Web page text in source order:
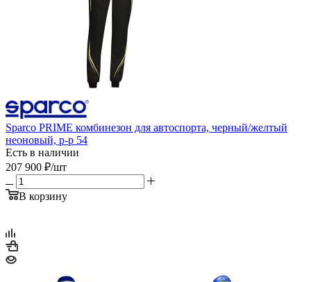
Sparco PRIME комбинезон для автоспорта, черный/желтый
неоновый, р-р 54
Есть в наличии
207 900 ₽/шт
В корзину